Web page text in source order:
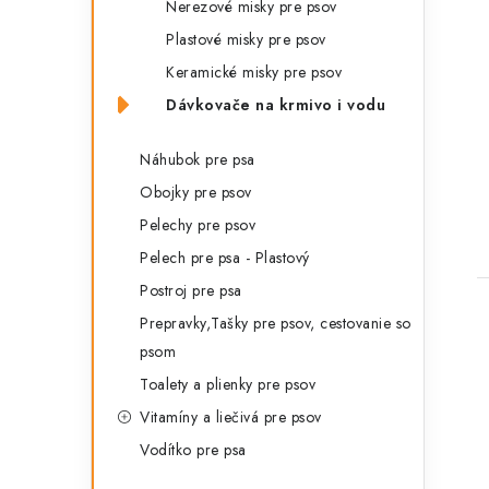
Nerezové misky pre psov
Plastové misky pre psov
Keramické misky pre psov
Dávkovače na krmivo i vodu
Náhubok pre psa
Obojky pre psov
Pelechy pre psov
Pelech pre psa - Plastový
Postroj pre psa
Prepravky,Tašky pre psov, cestovanie so
psom
Toalety a plienky pre psov
Vitamíny a liečivá pre psov
Vodítko pre psa